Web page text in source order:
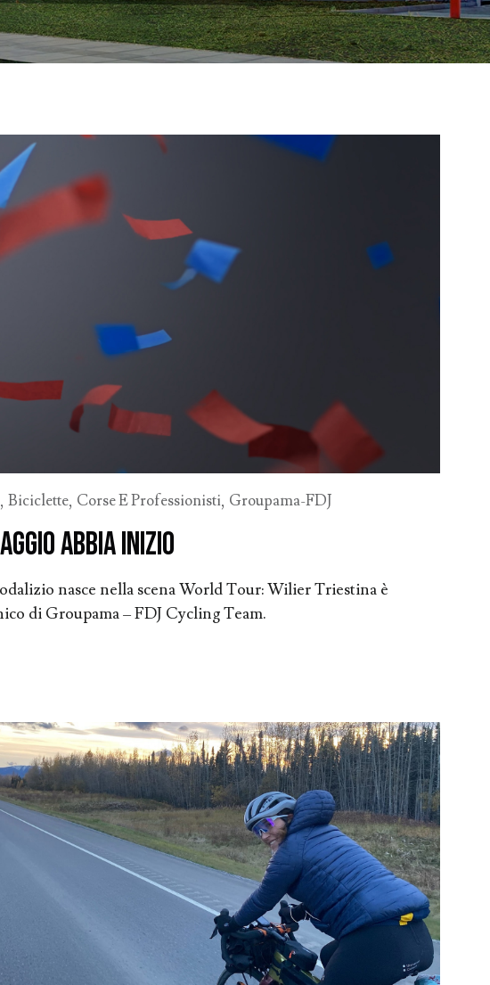
,Biciclette, Corse E Professionisti, Groupama-FDJ
abbia inizio
nasce nella scena World Tour: Wilier Triestina è
di Groupama – FDJ Cycling Team.